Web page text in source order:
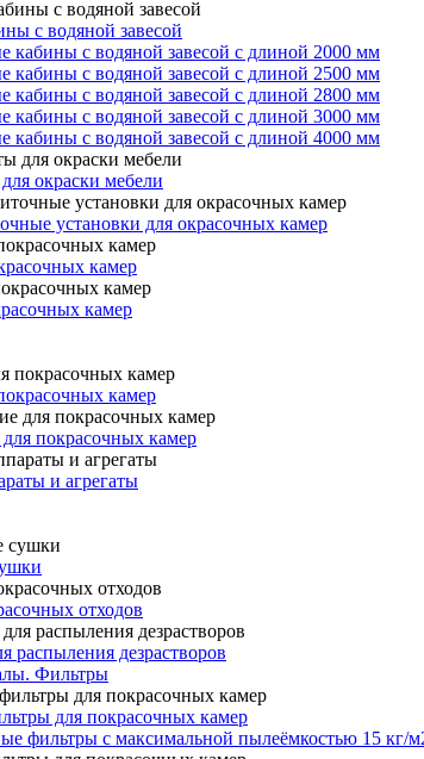
с водяной завесой
кабины с водяной завесой с длиной 2000 мм
кабины с водяной завесой с длиной 2500 мм
кабины с водяной завесой с длиной 2800 мм
кабины с водяной завесой с длиной 3000 мм
кабины с водяной завесой с длиной 4000 мм
окраски мебели
установки для окрасочных камер
камер
камер
камер
покрасочных камер
и агрегаты
отходов
распыления дезрастворов
Фильтры
для покрасочных камер
фильтры с максимальной пылеёмкостью 15 кг/